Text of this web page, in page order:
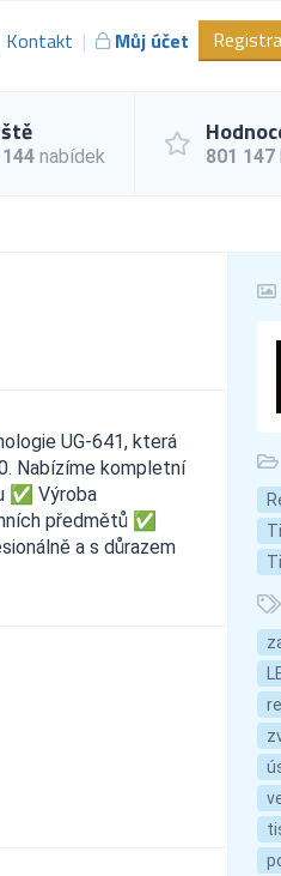
Kontakt Můj účet
nabídek 801 147
UG-641, která
Nabízíme kompletní
✅ Výroba
předmětů ✅
a s důrazem